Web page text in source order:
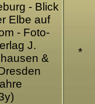
- Blick
Elbe auf
- Foto-
J.
&
*